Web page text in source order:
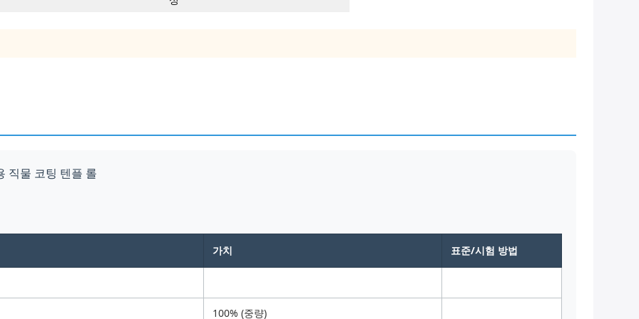
직물 코팅 텐플 롤
가치 표준/시험 방법
100% (중량)